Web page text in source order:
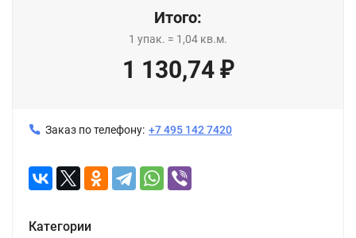
Итого:
1 упак. = 1,04 кв.м.
1 130,74 ₽
Заказ по телефону: +7 495 142 7420
Категории